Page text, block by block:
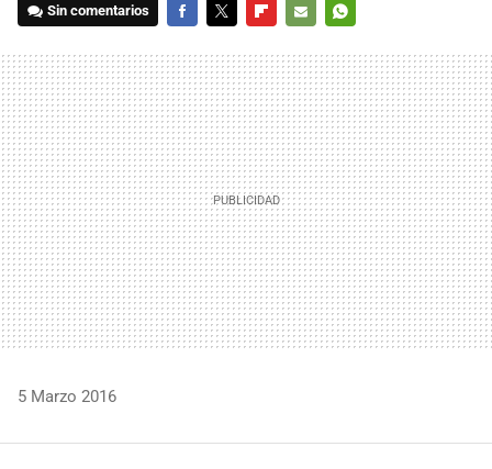
Sin comentarios
MAIL
5 Marzo 2016